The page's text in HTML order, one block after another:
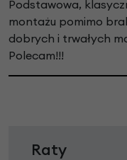
Podstawowa,
montażu pomimo
dobrych i trwałych
Polecam!!!
Raty